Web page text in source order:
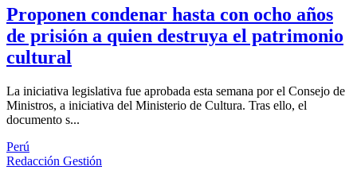
Proponen condenar hasta con ocho años
de prisión a quien destruya el patrimonio
cultural
La iniciativa legislativa fue aprobada esta semana por el Consejo de
Ministros, a iniciativa del Ministerio de Cultura. Tras ello, el
documento s...
Perú
Redacción Gestión